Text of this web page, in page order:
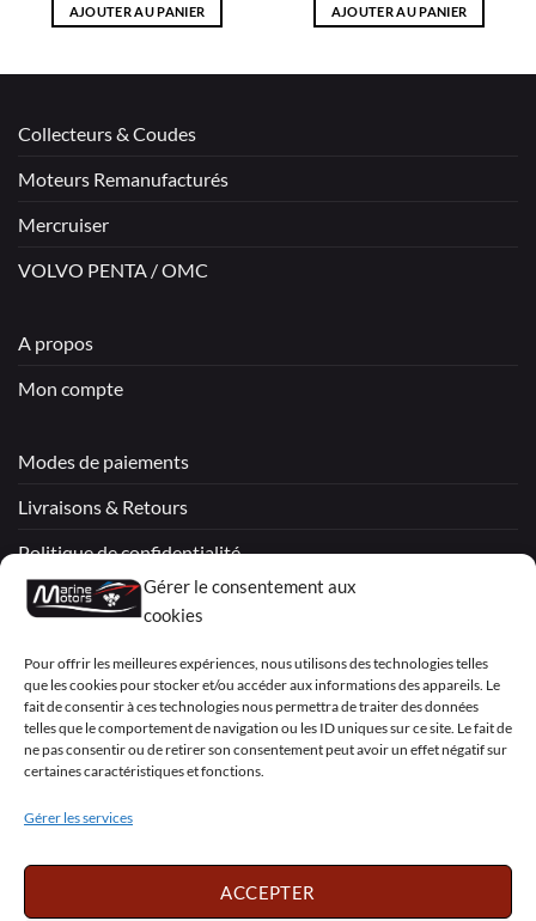
Gérer le consentement aux
cookies
Pour offrir les meilleures expériences, nous utilisons des technologies telles
que les cookies pour stocker et/ou accéder aux informations des appareils. Le
fait de consentir à ces technologies nous permettra de traiter des données
telles que le comportement de navigation ou les ID uniques sur ce site. Le fait de
ne pas consentir ou de retirer son consentement peut avoir un effet négatif sur
certaines caractéristiques et fonctions.
Gérer les services
ACCEPTER
AJOUTER AU PANIER AJOUTER AU PANIER
Collecteurs & Coudes
Moteurs Remanufacturés
Mercruiser
VOLVO PENTA / OMC
A propos
Mon compte
Modes de paiements
Livraisons & Retours
Politique de confidentialité
Mentions légales
Déclaration de confidentialité (UE)
Visa PayPal
English Deutsch